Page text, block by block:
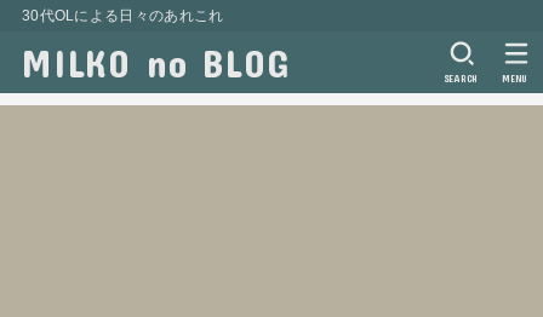
30代OLによる日々のあれこれ
MILKO no BLOG SEARCH MENU